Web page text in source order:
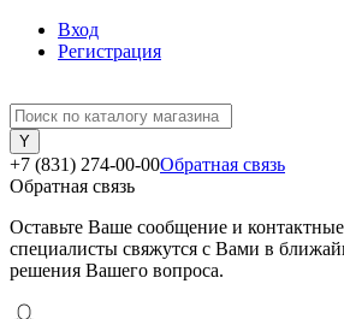
Вход
Регистрация
+7 (831) 274-00-00Обратная связь
Обратная связь
Оставьте Ваше сообщение и
специалисты свяжутся с Вами в
решения Вашего вопроса.